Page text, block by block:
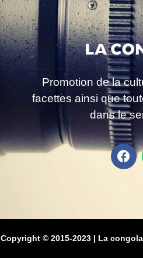
Promotion de la
facettes ainsi que
dans le
Copyright © 2015-2023 | La